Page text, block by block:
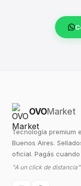
OVOMarket
Tecnología premium
Buenos Aires.
oficial. Pagás
"A un click de distancia"